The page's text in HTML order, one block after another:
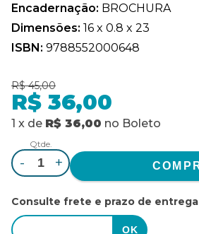
Encadernação: BROCHURA
Dimensões: 16 x 0.8 x 23
ISBN: 9788552000648
R$ 45,00
R$ 36,00
1 x de R$ 36,00 no Boleto
Qtde.
- +
Consulte frete e prazo de entrega